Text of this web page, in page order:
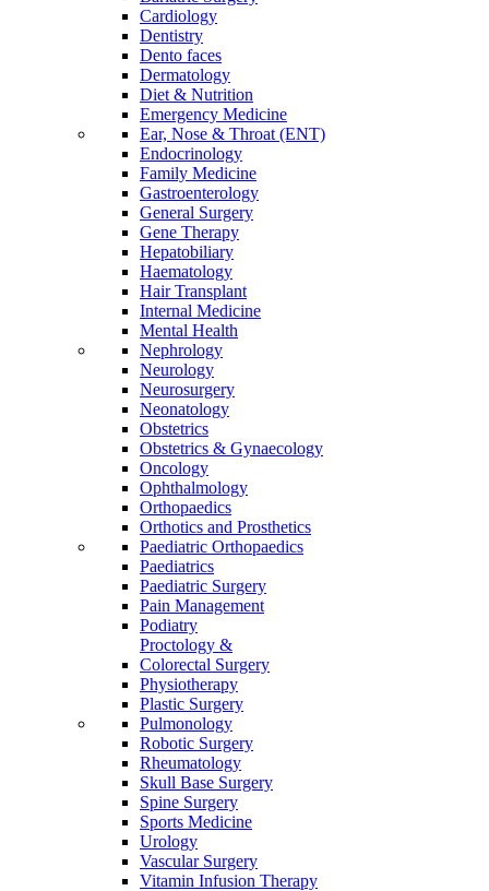
Cardiology
Dentistry
Dento faces
Dermatology
Diet & Nutrition
Emergency Medicine
Ear, Nose & Throat (ENT)
Endocrinology
Family Medicine
Gastroenterology
General Surgery
Gene Therapy
Hepatobiliary
Haematology
Hair Transplant
Internal Medicine
Mental Health
Nephrology
Neurology
Neurosurgery
Neonatology
Obstetrics
Obstetrics & Gynaecology
Oncology
Ophthalmology
Orthopaedics
Orthotics and Prosthetics
Paediatric Orthopaedics
Paediatrics
Paediatric Surgery
Pain Management
Podiatry
Proctology &
Colorectal Surgery
Physiotherapy
Plastic Surgery
Pulmonology
Robotic Surgery
Rheumatology
Skull Base Surgery
Spine Surgery
Sports Medicine
Urology
Vascular Surgery
Vitamin Infusion Therapy